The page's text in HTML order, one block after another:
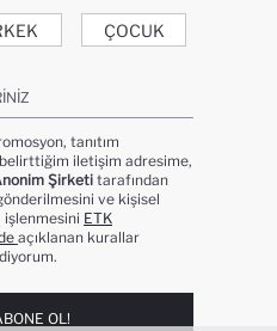
ÇOCUK
tanıtım
iletişim adresime,
Şirketi tarafından
ve kişisel
ETK
açıklanan kurallar
OL!